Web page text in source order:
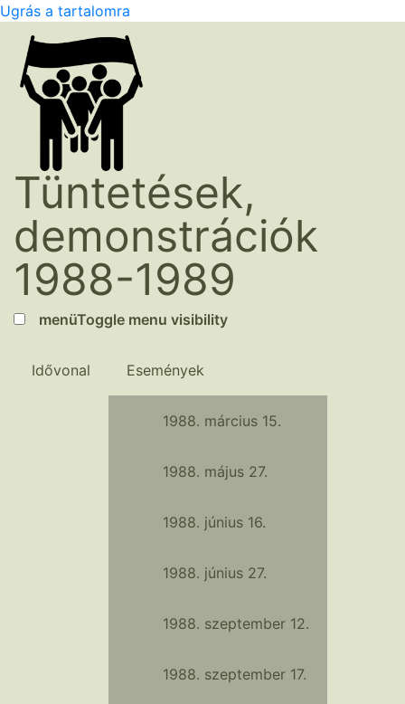
Ugrás a tartalomra
Tüntetések,
demonstrációk
1988-1989
menüToggle menu visibility
Idővonal Események
1988. március 15.
1988. május 27.
1988. június 16.
1988. június 27.
1988. szeptember 12.
1988. szeptember 17.